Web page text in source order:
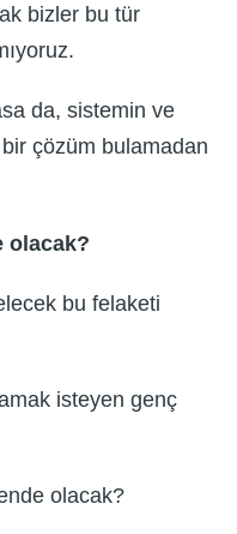
bizler bu tür
da, sistemin ve
çözüm bulamadan
olacak?
bu felaketi
isteyen genç
olacak?